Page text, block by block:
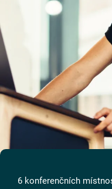
6 konferenčních